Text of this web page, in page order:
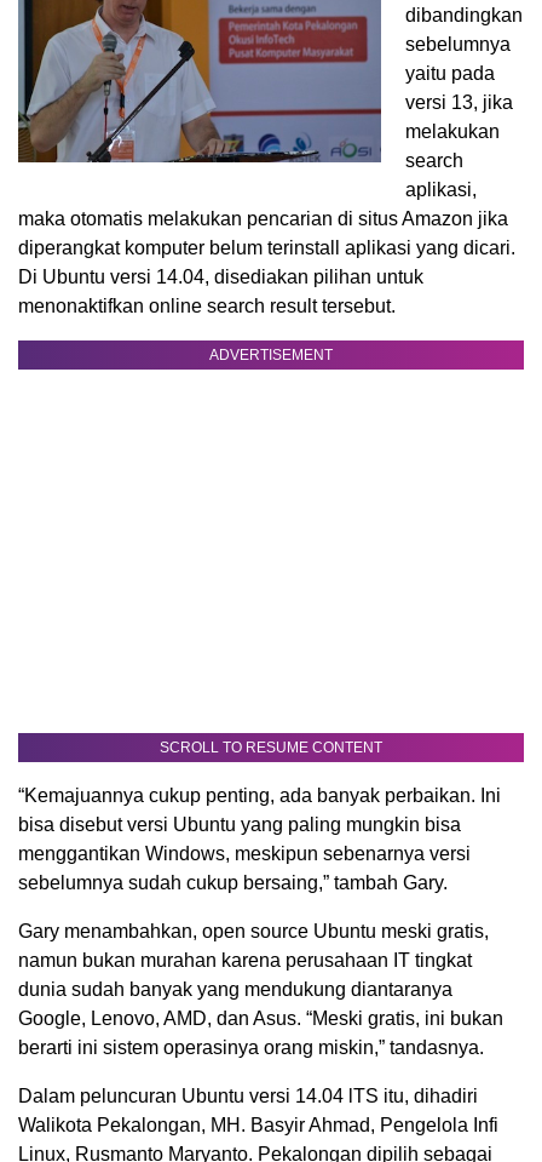
dibandingkan
sebelumnya
yaitu pada
versi 13, jika
melakukan
search
aplikasi,
maka otomatis melakukan pencarian di situs Amazon jika
diperangkat komputer belum terinstall aplikasi yang dicari.
Di Ubuntu versi 14.04, disediakan pilihan untuk
menonaktifkan online search result tersebut.
ADVERTISEMENT
SCROLL TO RESUME CONTENT
“Kemajuannya cukup penting, ada banyak perbaikan. Ini
bisa disebut versi Ubuntu yang paling mungkin bisa
menggantikan Windows, meskipun sebenarnya versi
sebelumnya sudah cukup bersaing,” tambah Gary.
Gary menambahkan, open source Ubuntu meski gratis,
namun bukan murahan karena perusahaan IT tingkat
dunia sudah banyak yang mendukung diantaranya
Google, Lenovo, AMD, dan Asus. “Meski gratis, ini bukan
berarti ini sistem operasinya orang miskin,” tandasnya.
Dalam peluncuran Ubuntu versi 14.04 lTS itu, dihadiri
Walikota Pekalongan, MH. Basyir Ahmad, Pengelola Infi
Linux, Rusmanto Maryanto. Pekalongan dipilih sebagai